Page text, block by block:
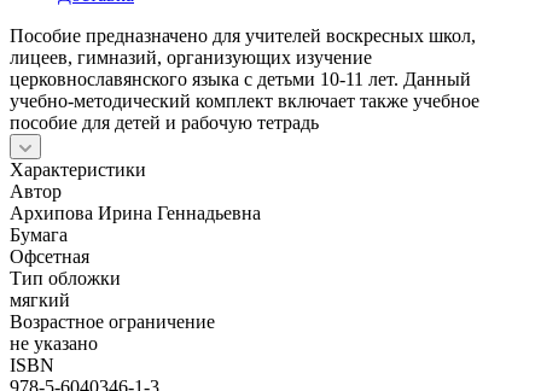
Пособие предназначено для учителей воскресных школ,
лицеев, гимназий, организующих изучение
церковнославянского языка с детьми 10-11 лет. Данный
учебно-методический комплект включает также учебное
пособие для детей и рабочую тетрадь
Характеристики
Автор
Архипова Ирина Геннадьевна
Бумага
Офсетная
Тип обложки
мягкий
Возрастное ограничение
не указано
ISBN
978-5-6040346-1-3